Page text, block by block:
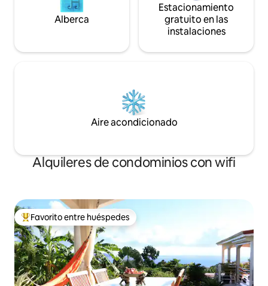
Alberca
Estacionamiento
gratuito en las
instalaciones
Aire acondicionado
Alquileres de condominios con wifi
De los mejores en Favorito entre huéspedes
Favorito entre huéspedes